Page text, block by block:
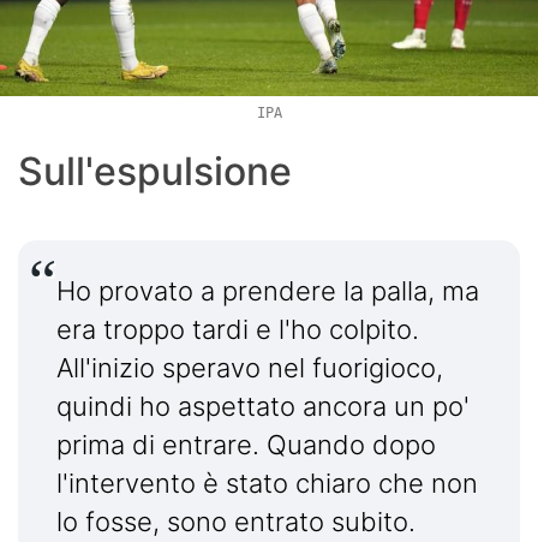
IPA
Sull'espulsione
Ho provato a prendere la palla, ma
era troppo tardi e l'ho colpito.
All'inizio speravo nel fuorigioco,
quindi ho aspettato ancora un po'
prima di entrare. Quando dopo
l'intervento è stato chiaro che non
lo fosse, sono entrato subito.